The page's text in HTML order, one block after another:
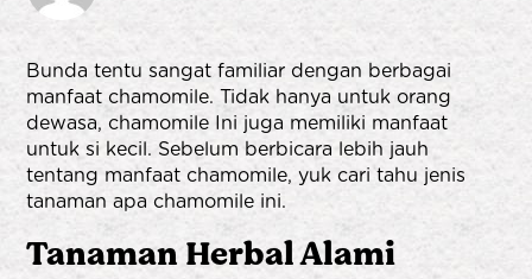
Bunda tentu sangat familiar dengan berbagai
manfaat chamomile. Tidak hanya untuk orang
dewasa, chamomile Ini juga memiliki manfaat
untuk si kecil. Sebelum berbicara lebih jauh
tentang manfaat chamomile, yuk cari tahu jenis
tanaman apa chamomile ini.
Tanaman Herbal Alami